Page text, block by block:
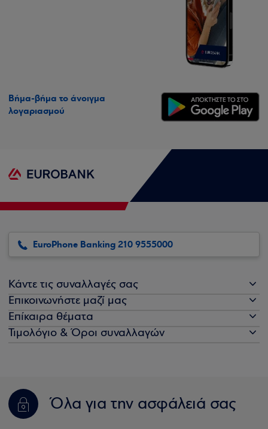
Βήμα-βήμα το άνοιγμα
λογαριασμού
EuroPhone Banking 210 9555000
Κάντε τις συναλλαγές σας
Επικοινωνήστε μαζί μας
Επίκαιρα θέματα
Τιμολόγιο & Όροι συναλλαγών
Όλα για την ασφάλειά σας